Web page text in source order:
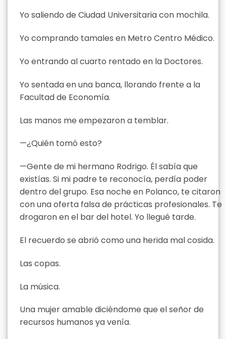
Yo saliendo de Ciudad Universitaria con mochila.
Yo comprando tamales en Metro Centro Médico.
Yo entrando al cuarto rentado en la Doctores.
Yo sentada en una banca, llorando frente a la
Facultad de Economía.
Las manos me empezaron a temblar.
—¿Quién tomó esto?
—Gente de mi hermano Rodrigo. Él sabía que
existías. Si mi padre te reconocía, perdía poder
dentro del grupo. Esa noche en Polanco, te citaron
con una oferta falsa de prácticas profesionales. Te
drogaron en el bar del hotel. Yo llegué tarde.
El recuerdo se abrió como una herida mal cosida.
Las copas.
La música.
Una mujer amable diciéndome que el señor de
recursos humanos ya venía.